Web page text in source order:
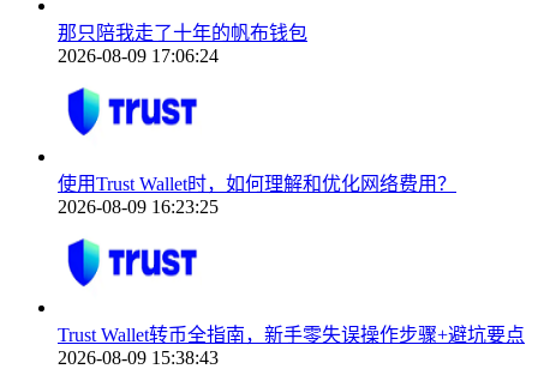
那只陪我走了十年的帆布钱包
2026-08-09 17:06:24
使用Trust Wallet时，如何理解和优化网络费用？
2026-08-09 16:23:25
Trust Wallet转币全指南，新手零失误操作步骤+避坑要点
2026-08-09 15:38:43